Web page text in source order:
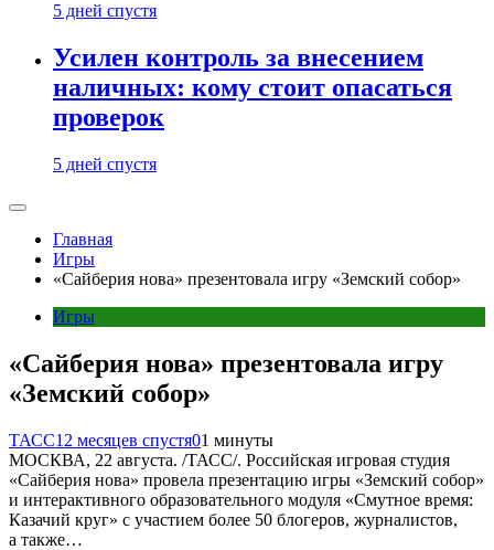
5 дней спустя
Усилен контроль за внесением
наличных: кому стоит опасаться
проверок
5 дней спустя
Главная
Игры
«Сайберия нова» презентовала игру «Земский собор»
Игры
«Сайберия нова» презентовала игру
«Земский собор»
ТАСС12 месяцев спустя01 минуты
МОСКВА, 22 августа. /ТАСС/. Российская игровая студия
«Сайберия нова» провела презентацию игры «Земский собор»
и интерактивного образовательного модуля «Смутное время:
Казачий круг» с участием более 50 блогеров, журналистов,
а также…